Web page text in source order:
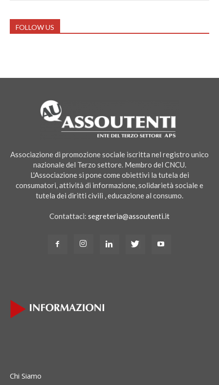
FOLLOW US
Associazione di promozione sociale iscritta nel registro unico
nazionale del Terzo settore. Membro del CNCU.
L'Associazione si pone come obiettivi la tutela dei
consumatori, attività di informazione, solidarietà sociale e
tutela dei diritti civili , educazione al consumo.
Contattaci: segreteria@assoutenti.it
Chi Siamo